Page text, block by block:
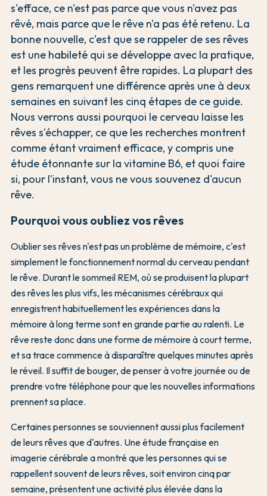
s'efface, ce n'est pas parce que vous n'avez pas
rêvé, mais parce que le rêve n'a pas été retenu. La
bonne nouvelle, c'est que se rappeler de ses rêves
est une habileté qui se développe avec la pratique,
et les progrès peuvent être rapides. La plupart des
gens remarquent une différence après une à deux
semaines en suivant les cinq étapes de ce guide.
Nous verrons aussi pourquoi le cerveau laisse les
rêves s'échapper, ce que les recherches montrent
comme étant vraiment efficace, y compris une
étude étonnante sur la vitamine B6, et quoi faire
si, pour l'instant, vous ne vous souvenez d'aucun
rêve.
Pourquoi vous oubliez vos rêves
Oublier ses rêves n'est pas un problème de mémoire, c'est
simplement le fonctionnement normal du cerveau pendant
le rêve. Durant le sommeil REM, où se produisent la plupart
des rêves les plus vifs, les mécanismes cérébraux qui
enregistrent habituellement les expériences dans la
mémoire à long terme sont en grande partie au ralenti. Le
rêve reste donc dans une forme de mémoire à court terme,
et sa trace commence à disparaître quelques minutes après
le réveil. Il suffit de bouger, de penser à votre journée ou de
prendre votre téléphone pour que les nouvelles informations
prennent sa place.
Certaines personnes se souviennent aussi plus facilement
de leurs rêves que d'autres. Une étude française en
imagerie cérébrale a montré que les personnes qui se
rappellent souvent de leurs rêves, soit environ cinq par
semaine, présentent une activité plus élevée dans la